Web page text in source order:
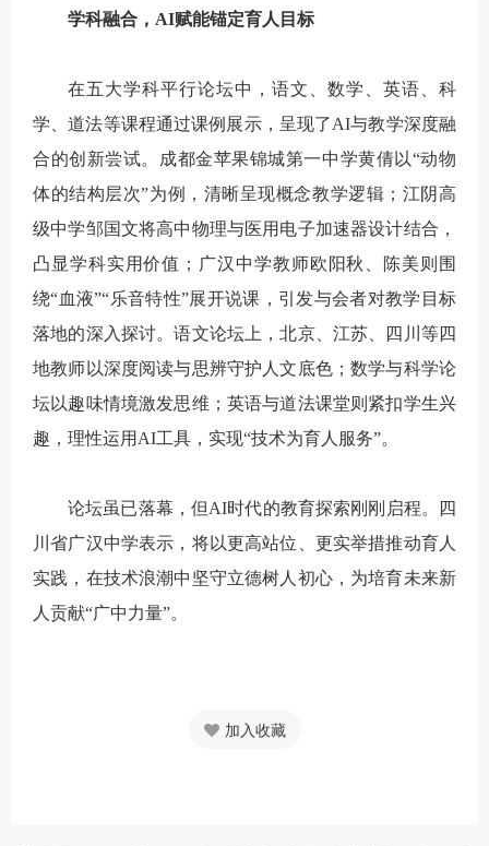
学科融合，AI赋能锚定育人目标
在五大学科平行论坛中，语文、数学、英语、科
学、道法等课程通过课例展示，呈现了AI与教学深度融
合的创新尝试。成都金苹果锦城第一中学黄倩以“动物
体的结构层次”为例，清晰呈现概念教学逻辑；江阴高
级中学邹国文将高中物理与医用电子加速器设计结合，
凸显学科实用价值；广汉中学教师欧阳秋、陈美则围
绕“血液”“乐音特性”展开说课，引发与会者对教学目标
落地的深入探讨。语文论坛上，北京、江苏、四川等四
地教师以深度阅读与思辨守护人文底色；数学与科学论
坛以趣味情境激发思维；英语与道法课堂则紧扣学生兴
趣，理性运用AI工具，实现“技术为育人服务”。
论坛虽已落幕，但AI时代的教育探索刚刚启程。四
川省广汉中学表示，将以更高站位、更实举措推动育人
实践，在技术浪潮中坚守立德树人初心，为培育未来新
人贡献“广中力量”。
加入收藏